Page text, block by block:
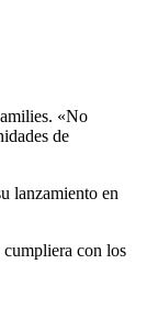
«No
de
lanzamiento en
con los